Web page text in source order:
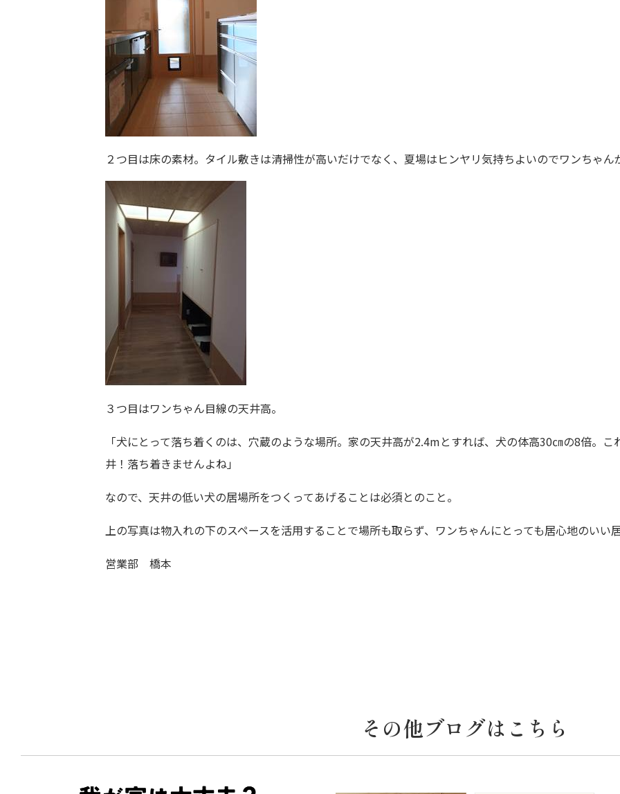
２つ目は床の素材。タイル敷きは清掃性が高いだけでなく、夏場はヒンヤリ気持ちよいのでワンちゃん
３つ目はワンちゃん目線の天井高。
「犬にとって落ち着くのは、穴蔵のような場所。家の天井高が2.4mとすれば、犬の体高30㎝の8倍。
井！落ち着きませんよね」
なので、天井の低い犬の居場所をつくってあげることは必須とのこと。
上の写真は物入れの下のスペースを活用することで場所も取らず、ワンちゃんにとっても居心地のいい
営業部 橋本
その他ブログはこちら